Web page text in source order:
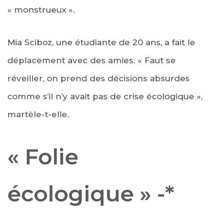
« monstrueux ».
Mia Sciboz, une étudiante de 20 ans, a fait le
déplacement avec des amies. « Faut se
réveiller, on prend des décisions absurdes
comme s’il n’y avait pas de crise écologique »,
martèle-t-elle.
« Folie
écologique » -*